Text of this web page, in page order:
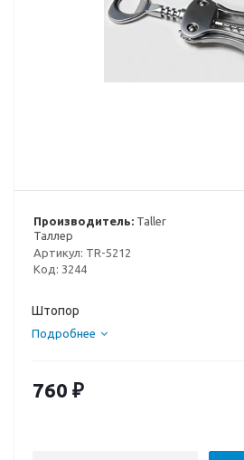
Производитель: Taller
Таллер
Артикул: TR-5212
Код: 3244
Штопор
Подробнее
760 ₽